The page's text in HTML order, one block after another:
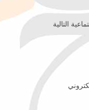
التالية